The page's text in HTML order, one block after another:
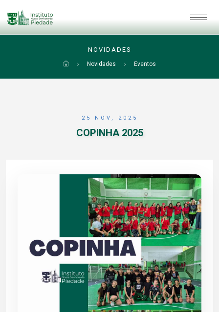
NOVIDADES
Novidades Eventos
25 NOV, 2025
COPINHA 2025